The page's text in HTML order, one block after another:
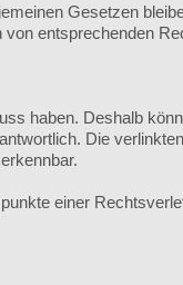
Gesetzen
entsprechenden
haben. Deshalb
Die
einer